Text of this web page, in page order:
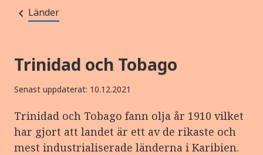
Länder
Trinidad och Tobago
Senast uppdaterat: 10.12.2021
Trinidad och Tobago fann olja år 1910 vilket
har gjort att landet är ett av de rikaste och
mest industrialiserade länderna i Karibien.